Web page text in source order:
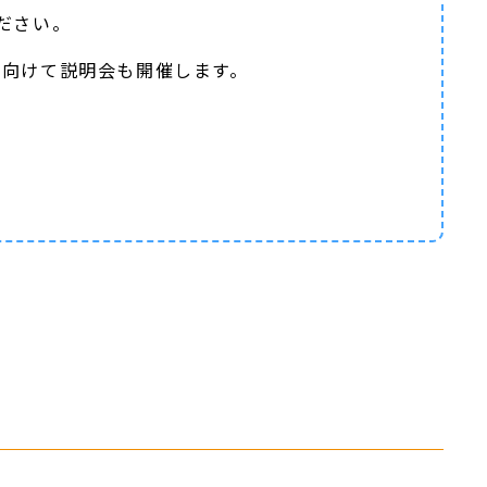
い。
けて説明会も開催します。